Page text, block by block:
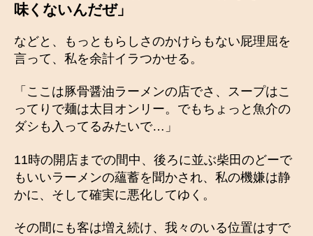
味くないんだぜ」
などと、もっともらしさのかけらもない屁理屈を
言って、私を余計イラつかせる。
「ここは豚骨醤油ラーメンの店でさ、スープはこ
ってりで麺は太目オンリー。でもちょっと魚介の
ダシも入ってるみたいで…」
11時の開店までの間中、後ろに並ぶ柴田のどーで
もいいラーメンの蘊蓄を聞かされ、私の機嫌は静
かに、そして確実に悪化してゆく。
その間にも客は増え続け、我々のいる位置はすで